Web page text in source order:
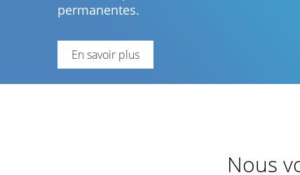
permanentes.
En savoir plus
Nous